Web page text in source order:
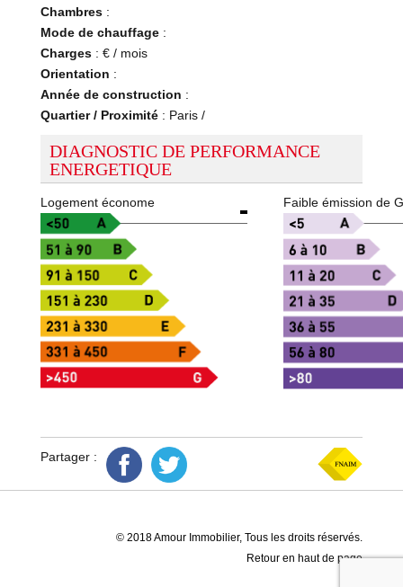
Chambres:
Mode de chauffage:
Charges: € / mois
Orientation :
Année de construction :
Quartier / Proximité: Paris /
DIAGNOSTIC DE PERFORMANCE
ENERGETIQUE
Logement économe Faible émission de
Partager :
© 2018 Amour Immobilier, Tous les droits réservés.
Retour en haut de page